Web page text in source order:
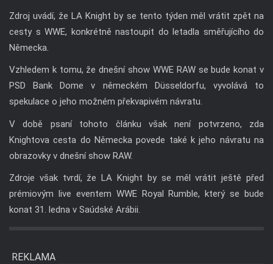
Zdroj uvádí, že LA Knight by se tento týden měl vrátit zpět na
cesty s WWE, konkrétně nastoupit do letadla směřujícího do
Německa.
Vzhledem k tomu, že dnešní show WWE RAW se bude konat v
PSD Bank Dome v německém Düsseldorfu, vyvolává to
spekulace o jeho možném překvapivém návratu.
V době psaní tohoto článku však není potvrzeno, zda
Knightova cesta do Německa povede také k jeho návratu na
obrazovky v dnešní show RAW.
Zdroje však tvrdí, že LA Knight by se měl vrátit ještě před
prémiovým live eventem WWE Royal Rumble, který se bude
konat 31. ledna v Saúdské Arábii.
REKLAMA